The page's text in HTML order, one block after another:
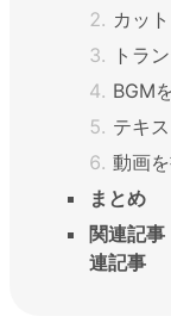
カッ
トラ
BGM
テキ
動画
まとめ
関連記事
連記事